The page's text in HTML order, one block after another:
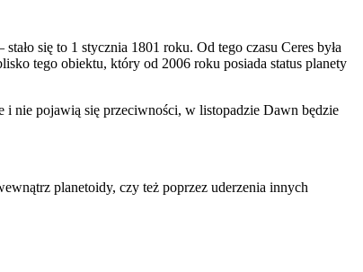
się to 1 stycznia 1801 roku. Od tego czasu Ceres była
tego obiektu, który od 2006 roku posiada status planety
i nie pojawią się przeciwności, w listopadzie Dawn będzie
planetoidy, czy też poprzez uderzenia innych